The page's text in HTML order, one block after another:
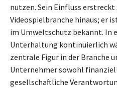
nutzen. Sein Einfluss erstreckt
Videospielbranche hinaus; er
im Umweltschutz bekannt. In
Unterhaltung kontinuierlich
zentrale Figur in der Branche
Unternehmer sowohl
gesellschaftliche